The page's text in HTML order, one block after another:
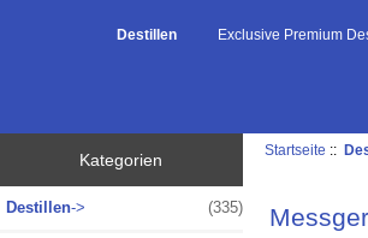
Destillen Exclusive Premium
Kategorien
Destillen-> (335)
Startseite ::